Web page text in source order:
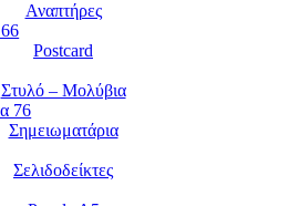
Αναπτήρες
Postcard
Στυλό – Μολύβια
Σημειωματάρια
Σελιδοδείκτες